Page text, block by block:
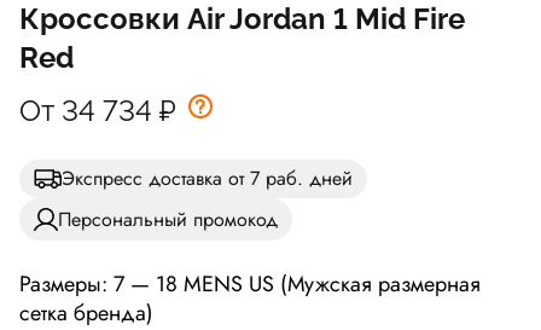
Кроссовки Air Jordan 1 Mid Fire
Red
От 34 734 ₽
Экспресс доставка от 7 раб. дней
Персональный промокод
Размеры: 7 — 18 MENS US (Мужская размерная
сетка бренда)